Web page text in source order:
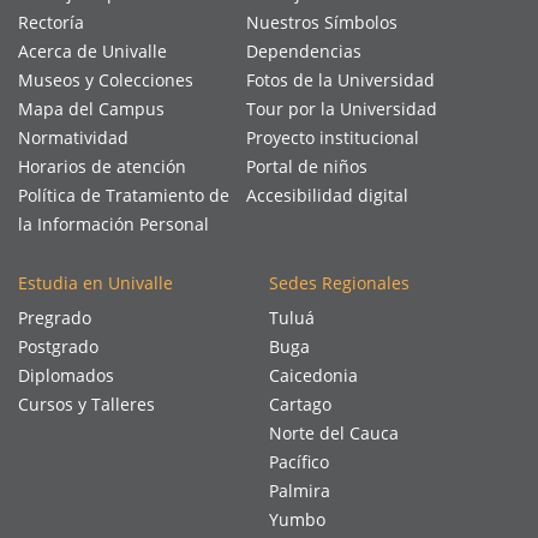
Rectoría
Nuestros Símbolos
Acerca de Univalle
Dependencias
Museos y Colecciones
Fotos de la Universidad
Mapa del Campus
Tour por la Universidad
Normatividad
Proyecto institucional
Horarios de atención
Portal de niños
Política de Tratamiento de
la Información Personal
Accesibilidad digital
Estudia en Univalle
Pregrado
Postgrado
Diplomados
Cursos y Talleres
Sedes Regionales
Tuluá
Buga
Caicedonia
Cartago
Norte del Cauca
Pacífico
Palmira
Yumbo